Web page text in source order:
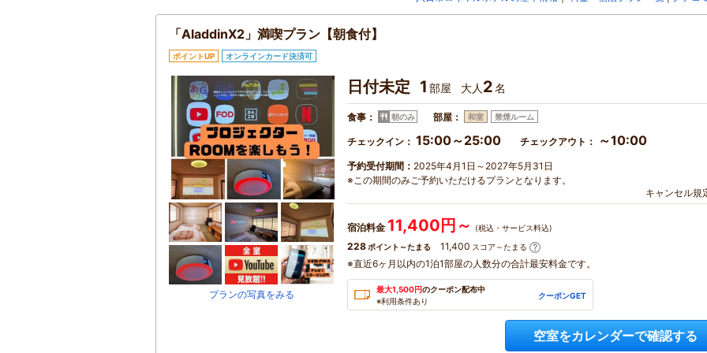
「AladdinX2」満喫プラン【朝食付】
ポイントUP オンラインカード決済可
プランの写真をみる
日付未定 1 部屋 大人 2名
食事： 朝のみ 部屋： 和室 禁煙ルーム
チェックイン： 15:00～25:00 チェックアウト： ～10:00
予約受付期間： 2025年4月1日～2027年5月31日
※この期間のみご予約いただけるプランとなります。
キャンセル規
宿泊料金 11,400円～ (税込・サービス料込)
228 ポイント～たまる 11,400 スコア～たまる
※直近6ヶ月以内の1泊1部屋の人数分の合計最安料金です。
最大1,500円のクーポン配布中
※利用条件あり
クーポンGET
空室をカレンダーで確認する